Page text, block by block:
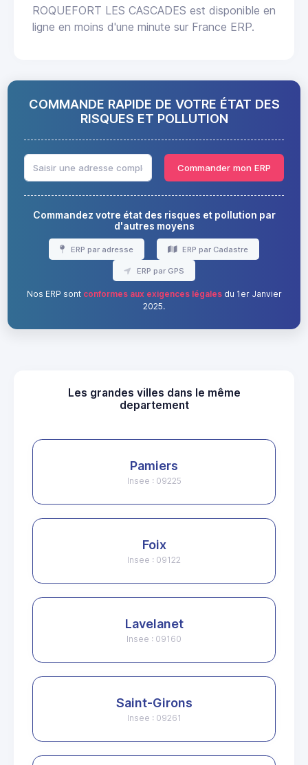
ROQUEFORT LES CASCADES est disponible en
ligne en moins d'une minute sur France ERP.
COMMANDE RAPIDE DE VOTRE ÉTAT DES
RISQUES ET POLLUTION
Commander mon ERP
Commandez votre état des risques et pollution par
d'autres moyens
ERP par adresse ERP par Cadastre
ERP par GPS
Nos ERP sont conformes aux exigences légalesdu 1er Janvier
2025.
Les grandes villes dans le même
departement
Pamiers
Insee : 09225
Foix
Insee : 09122
Lavelanet
Insee : 09160
Saint-Girons
Insee : 09261